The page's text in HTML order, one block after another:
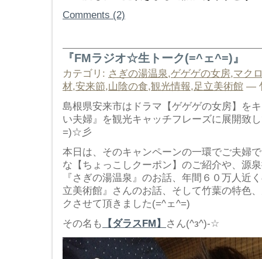
Comments (2)
『FMラジオ☆生トーク(=^ェ^=)』
カテゴリ: さぎの湯温泉,ゲゲゲの女房,マク
材,安来節,山陰の食,観光情報,足立美術館 —
島根県安来市はドラマ【ゲゲゲの女房】を
い夫婦』を観光キャッチフレーズに展開致
=)☆彡
本日は、そのキャンペーンの一環でご夫婦
な【ちょっこしクーポン】のご紹介や、源
『さぎの湯温泉』のお話、年間６０万人近
立美術館』さんのお話、そして竹葉の特色
クさせて頂きました(=^ェ^=)
その名も
【ダラスFM】 さん(^з^)-☆